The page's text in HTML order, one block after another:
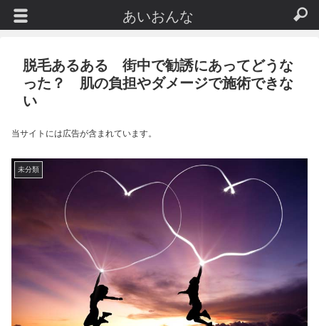
脱毛あるある 街中で勧誘にあってどうな
った？ 肌の負担やダメージで施術できな
い
当サイトには広告が含まれています。
未分類
あいおんな